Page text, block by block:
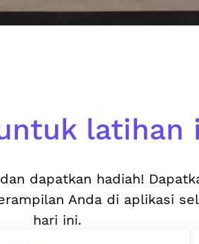
latihan
dapatkan hadiah!
Anda di aplikasi
hari ini.